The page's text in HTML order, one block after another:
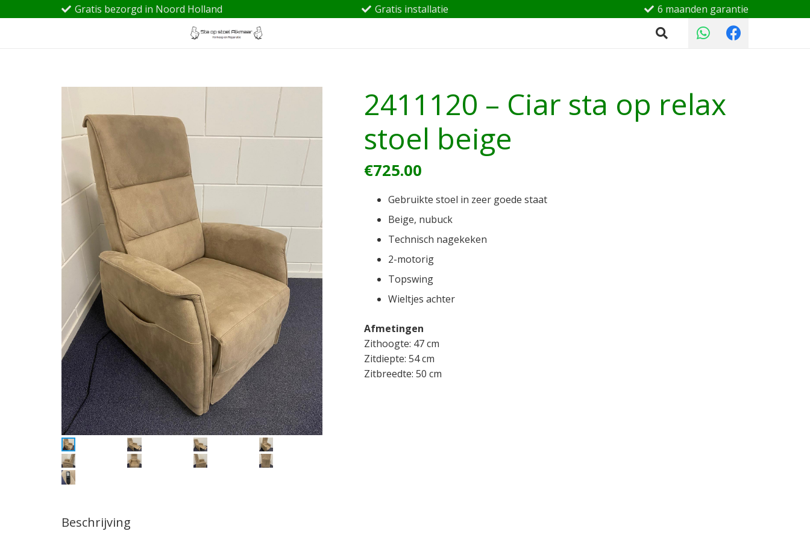
Gratis bezorgd in Noord Holland Gratis installatie 6 maanden garantie
2411120 – Ciar sta op relax
stoel beige
€725.00
Gebruikte stoel in zeer goede staat
Beige, nubuck
Technisch nagekeken
2-motorig
Topswing
Wieltjes achter
Afmetingen
Zithoogte: 47 cm
Zitdiepte: 54 cm
Zitbreedte: 50 cm
Beschrijving